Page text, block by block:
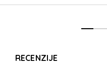
RECENZIJE